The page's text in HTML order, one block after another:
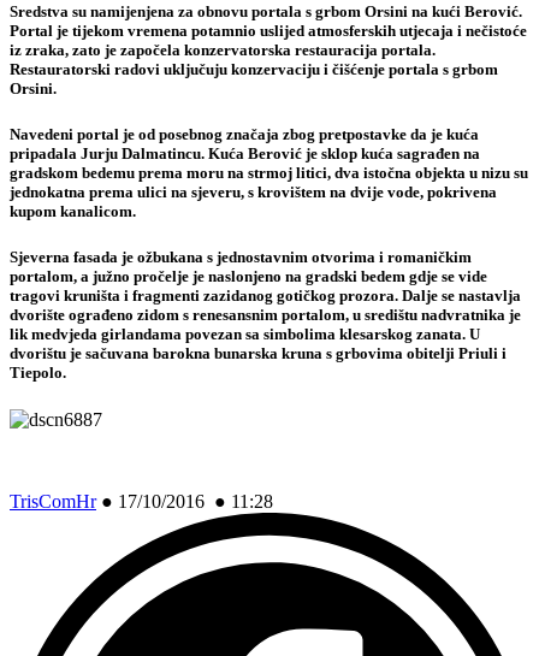
Sredstva su namijenjena za obnovu portala s grbom Orsini na kući Berović.
Portal je tijekom vremena potamnio uslijed atmosferskih utjecaja i nečistoće
iz zraka, zato je započela konzervatorska restauracija portala.
Restauratorski radovi uključuju konzervaciju i čišćenje portala s grbom
Orsini.
Navedeni portal je od posebnog značaja zbog pretpostavke da je kuća
pripadala Jurju Dalmatincu. Kuća Berović je sklop kuća sagrađen na
gradskom bedemu prema moru na strmoj litici, dva istočna objekta u nizu su
jednokatna prema ulici na sjeveru, s krovištem na dvije vode, pokrivena
kupom kanalicom.
Sjeverna fasada je ožbukana s jednostavnim otvorima i romaničkim
portalom, a južno pročelje je naslonjeno na gradski bedem gdje se vide
tragovi kruništa i fragmenti zazidanog gotičkog prozora. Dalje se nastavlja
dvorište ograđeno zidom s renesansnim portalom, u središtu nadvratnika je
lik medvjeda girlandama povezan sa simbolima klesarskog zanata. U
dvorištu je sačuvana barokna bunarska kruna s grbovima obitelji Priuli i
Tiepolo.
TrisComHr● 17/10/2016 ● 11:28